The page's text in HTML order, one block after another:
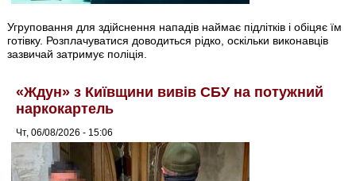
Угруповання для здійснення нападів наймає підлітків і обіцяє їм
готівку. Розплачуватися доводиться рідко, оскільки виконавців
зазвичай затримує поліція.
«Ждун» з Київщини вивів СБУ на потужний
наркокартель
Чт, 06/08/2026 - 15:06